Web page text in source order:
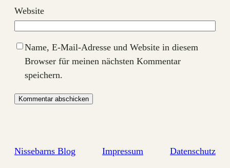
Website
Name, E-Mail-Adresse und Website in diesem
Browser für meinen nächsten Kommentar
speichern.
Nissebarns Blog Impressum Datenschutz